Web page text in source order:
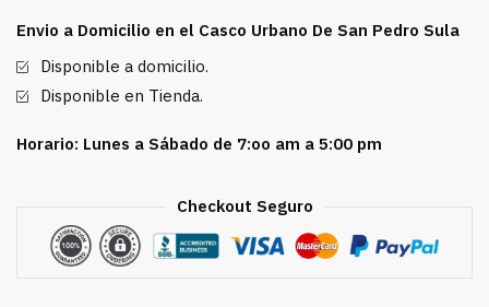
cantidad
Envio a Domicilio en el Casco Urbano De San Pedro Sula
Disponible a domicilio.
Disponible en Tienda.
Horario: Lunes a Sábado de 7:oo am a 5:00 pm
Checkout Seguro